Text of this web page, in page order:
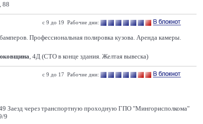
, 88
с 9 до 19 Рабочие дни:
Профессиональная полировка кузова. Аренда камеры.
, 4Д (СТО в конце здания. Желтая вывеска)
с 9 до 17 Рабочие дни:
Заезд через транспортную проходную ГПО "Мингорисполкома"
9